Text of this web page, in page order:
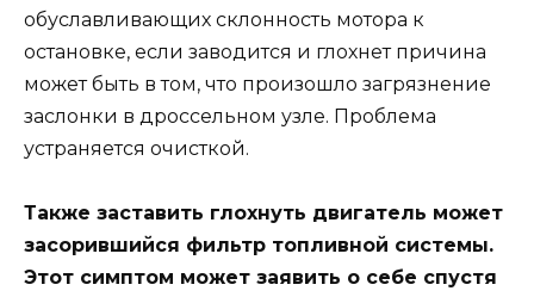
обуславливающих склонность мотора к
остановке, если заводится и глохнет причина
может быть в том, что произошло загрязнение
заслонки в дроссельном узле. Проблема
устраняется очисткой.
Также заставить глохнуть двигатель может
засорившийся фильтр топливной системы.
Этот симптом может заявить о себе спустя